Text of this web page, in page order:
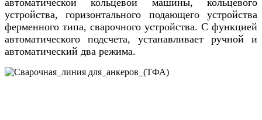
автоматической кольцевой машины, кольцевого
устройства, горизонтального подающего устройства
ферменного типа, сварочного устройства. С функцией
автоматического подсчета, устанавливает ручной и
автоматический два режима.